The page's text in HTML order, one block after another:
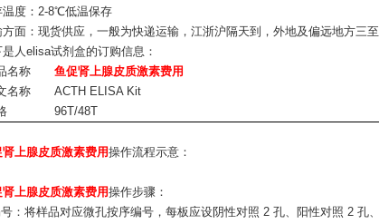
温度：2-8℃低温保存
方面：现货供应，一般为快递运输，江浙沪隔天到，外地及偏远地方三
是 人elisa试剂盒的订购信息：
名称
鱼促肾上腺皮质激素费用
名称
ACTH ELISA Kit
96T/48T
肾上腺皮质激素费用操作流程示意：
肾上腺皮质激素费用操作步骤：
：将样品对应微孔按序编号，每板应设阴性对照 2 孔、阳性对照 2 孔